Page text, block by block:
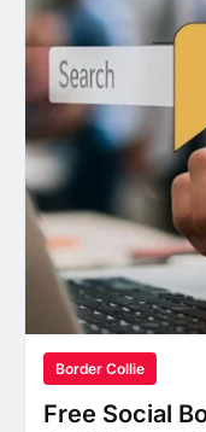
Border Collie
Free Social